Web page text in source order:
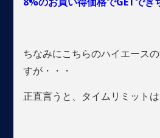
ちなみにこちらのハイエース
すが・・・
正直言うと、タイムリミットは